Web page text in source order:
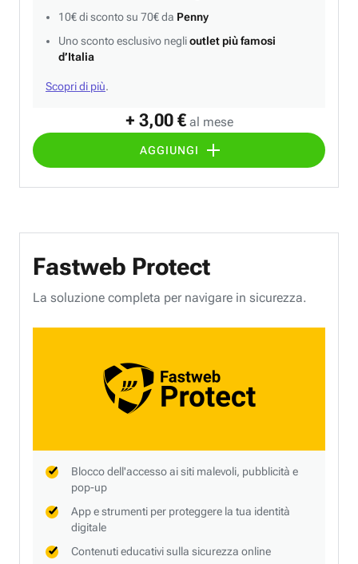
+ 3,00 € al mese
AGGIUNGI
10€ di sconto su 70€ da Penny
Uno sconto esclusivo neglioutlet più famosi
d’Italia
Scopri di più.
Fastweb Protect
La soluzione completa per navigare in sicurezza.
Blocco dell'accesso ai siti malevoli, pubblicità e
pop-up
App e strumenti per proteggere la tua identità
digitale
Contenuti educativi sulla sicurezza online